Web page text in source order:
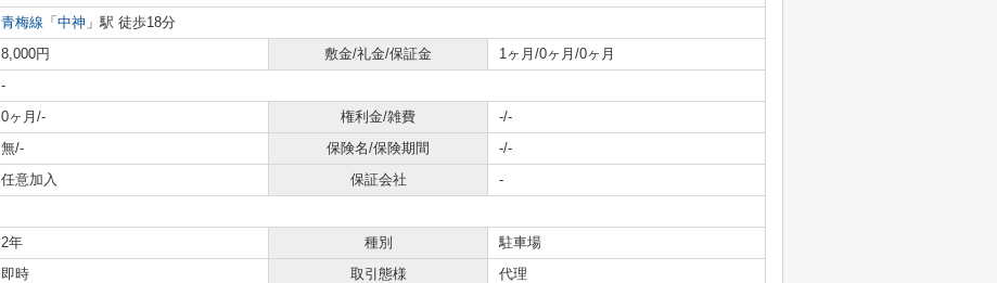
青梅線 「 中神 」駅 徒歩18分
8,000円 敷金/礼金/保証金
1ヶ月/0ヶ月/0ヶ月
-
0ヶ月/- 権利金/雑費
-/-
無/- 保険名/保険期間
-/-
任意加入 保証会社
-
2年 種別
駐車場
即時 取引態様
代理